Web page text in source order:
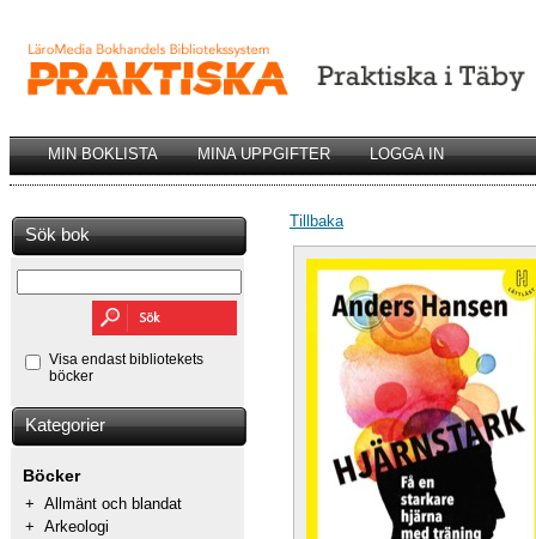
MIN BOKLISTA MINA UPPGIFTER LOGGA IN
Sök bok
Visa endast bibliotekets
böcker
Kategorier
Böcker
+ Allmänt och blandat
+ Arkeologi
Tillbaka